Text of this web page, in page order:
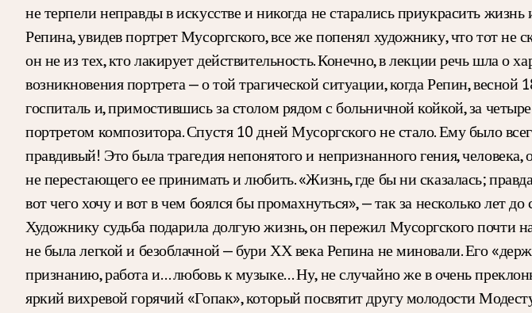
не терпели неправды в искусстве и никогда не старались приукрасить
Репина, увидев портрет Мусоргского, все же попенял художнику, что тот
он не из тех, кто лакирует действительность. Конечно, в лекции речь шла о
возникновения портрета — о той трагической ситуации, когда Репин,
госпиталь и, примостившись за столом рядом с больничной койкой, за
портретом композитора. Спустя 10 дней Мусоргского не стало. Ему было
правдивый! Это была трагедия непонятого и непризнанного гения,
не перестающего ее принимать и любить. «Жизнь, где бы ни сказалась;
вот чего хочу и вот в чем боялся бы промахнуться», — так за несколько лет
Художнику судьба подарила долгую жизнь, он пережил Мусоргского почти
не была легкой и безоблачной — бури ХХ века Репина не миновали. Его
признанию, работа и… любовь к музыке… Ну, не случайно же в очень
яркий вихревой горячий «Гопак», который посвятит другу молодости